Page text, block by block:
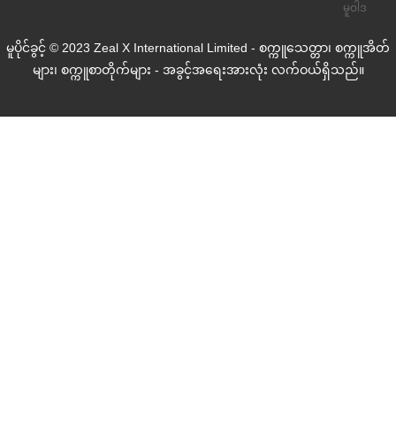
မူဝါဒ
မူပိုင်ခွင့် © 2023 Zeal X International Limited - စက္ကူသေတ္တာ၊ စက္ကူအိတ်
များ၊ စက္ကူစာတိုက်များ - အခွင့်အရေးအားလုံး လက်ဝယ်ရှိသည်။